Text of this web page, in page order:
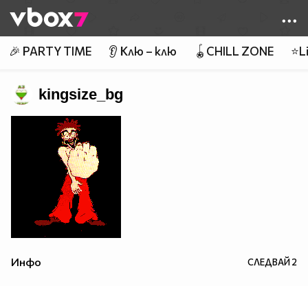
👾
🎉 PARTY TIME 👂 Клю – клю 🪀CHILL ZONE
kingsize_bg
Инфо СЛЕДВАЙ2